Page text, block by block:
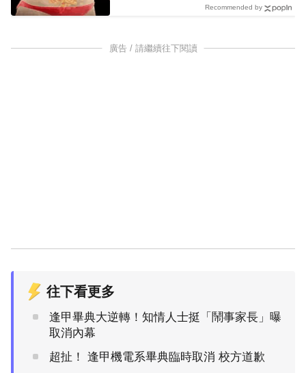
Recommended by
廣告 / 請繼續往下閱讀
往下看更多
逢甲畢典大逆轉！知情人士挺「鬧事家長」曝
取消內幕
超扯！ 逢甲機電系畢典臨時取消 校方道歉